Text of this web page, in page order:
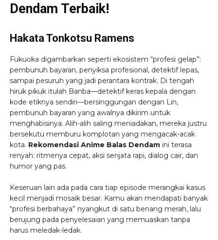
Dendam Terbaik!
Hakata Tonkotsu Ramens
Fukuoka digambarkan seperti ekosistem “profesi gelap”:
pembunuh bayaran, penyiksa profesional, detektif lepas,
sampai pesuruh yang jadi perantara kontrak. Di tengah
hiruk pikuk itulah Banba—detektif keras kepala dengan
kode etiknya sendiri—bersinggungan dengan Lin,
pembunuh bayaran yang awalnya dikirim untuk
menghabisinya. Alih-alih saling meniadakan, mereka justru
bersekutu memburu komplotan yang mengacak-acak
kota. Rekomendasi Anime Balas Dendam ini terasa
renyah: ritmenya cepat, aksi senjata rapi, dialog cair, dan
humor yang pas.
Keseruan lain ada pada cara tiap episode merangkai kasus
kecil menjadi mosaik besar. Kamu akan mendapati banyak
“profesi berbahaya” nyangkut di satu benang merah, lalu
berujung pada penyelesaian yang memuaskan tanpa
harus meledak-ledak.